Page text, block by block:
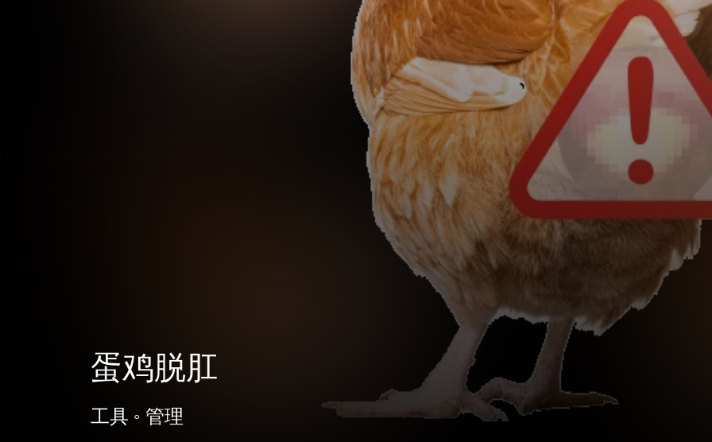
蛋鸡脱肛
工具 ◦ 管理